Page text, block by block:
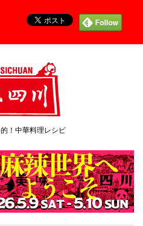
！中華料理レシピ